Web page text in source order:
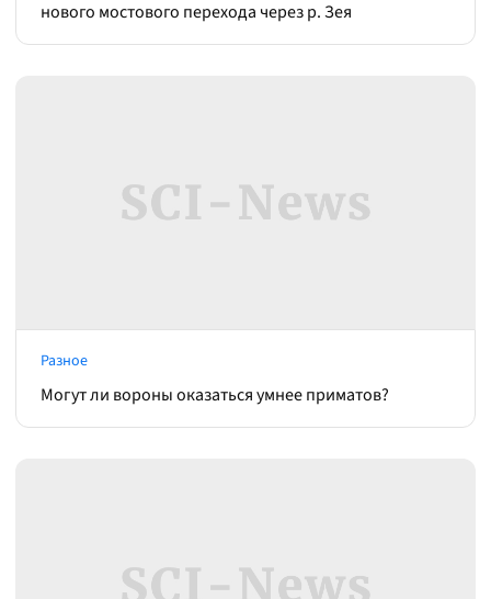
нового мостового перехода через р. Зея
Разное
Могут ли вороны оказаться умнее приматов?